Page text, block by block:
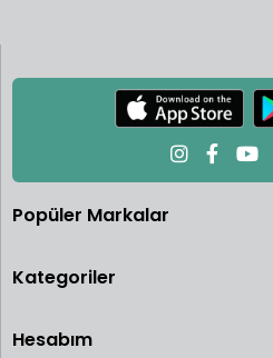
Popüler Markalar
Kategoriler
Hesabım